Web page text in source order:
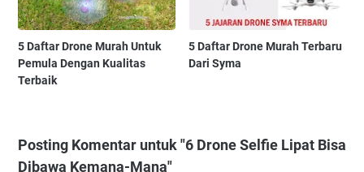
5 Daftar Drone Murah Untuk
Pemula Dengan Kualitas
Terbaik
5 Daftar Drone Murah Terbaru
Dari Syma
Posting Komentar untuk "6 Drone Selfie Lipat Bisa
Dibawa Kemana-Mana"